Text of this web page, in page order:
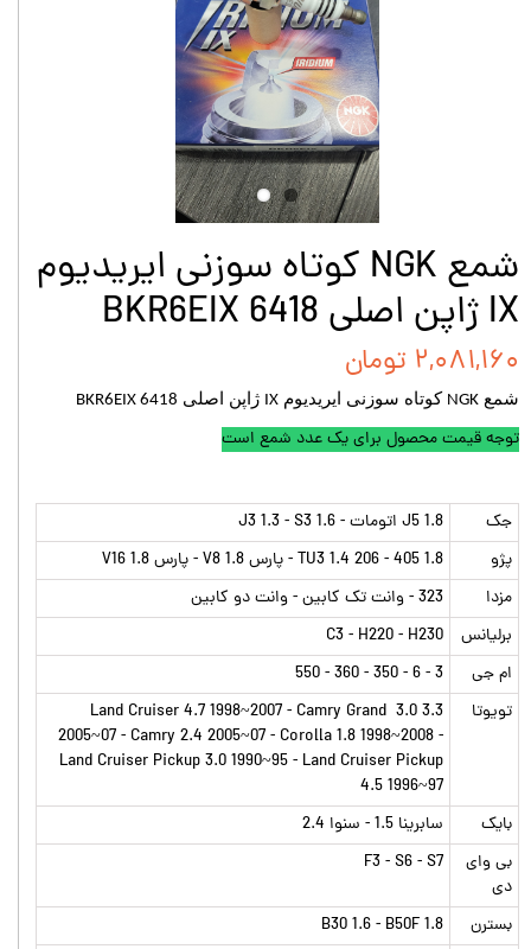
شمع NGK کوتاه سوزنی ایریدیوم
IX ژاپن اصلی BKR6EIX 6418
۲,۰۸۱,۱۶۰ تومان
شمع NGK کوتاه سوزنی ایریدیوم IX ژاپن اصلی BKR6EIX 6418
توجه قیمت محصول برای یک عدد شمع است
جک
J5 1.8 اتومات - J3 1.3 - S3 1.6
پژو
1.8 405 - 206 TU3 1.4 - پارس V8 1.8 - پارس 1.8 V16
مزدا
323 - وانت تک کابین - وانت دو کابین
برلیانس
C3 - H220 - H230
ام جی
3 - 6 - 350 - 360 - 550
تویوتا
Land Cruiser 4.7 1998~2007 - Camry Grand 3.0 3.3
2005~07 - Camry 2.4 2005~07 - Corolla 1.8 1998~2008 -
Land Cruiser Pickup 3.0 1990~95 - Land Cruiser Pickup
4.5 1996~97
بایک
سابرینا 1.5 - سنوا 2.4
بی وای
دی
F3 - S6 - S7
بسترن
B30 1.6 - B50F 1.8